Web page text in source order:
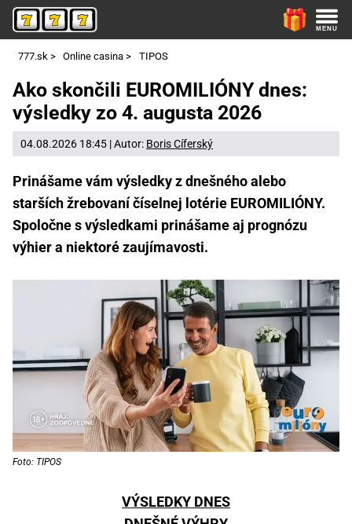
777.sk > Online casina > TIPOS
Ako skončili EUROMILIÓNY dnes:
výsledky zo 4. augusta 2026
04.08.2026 18:45 | Autor: Boris Cíferský
Prinášame vám výsledky z dnešného alebo
starších žrebovaní číselnej lotérie EUROMILIÓNY.
Spoločne s výsledkami prinášame aj prognózu
výhier a niektoré zaujímavosti.
Foto: TIPOS
VÝSLEDKY DNES